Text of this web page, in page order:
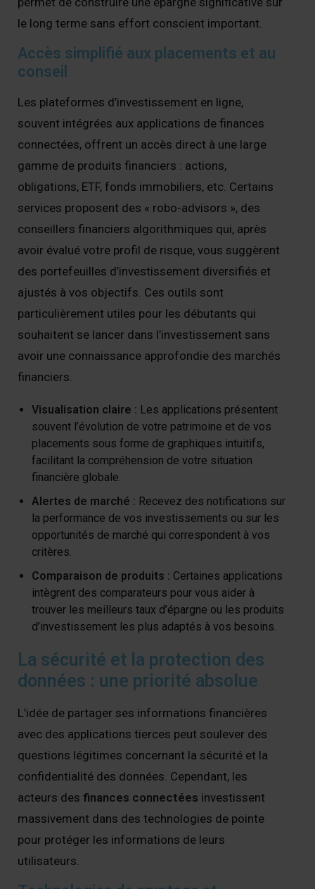
le long terme sans effort conscient important.
Accès simplifié aux placements et au
conseil
Les plateformes d’investissement en ligne,
souvent intégrées aux applications de finances
connectées, offrent un accès direct à une large
gamme de produits financiers : actions,
obligations, ETF, fonds immobiliers, etc. Certains
services proposent des « robo-advisors », des
conseillers financiers algorithmiques qui, après
avoir évalué votre profil de risque, vous suggèrent
des portefeuilles d’investissement diversifiés et
ajustés à vos objectifs. Ces outils sont
particulièrement utiles pour les débutants qui
souhaitent se lancer dans l’investissement sans
avoir une connaissance approfondie des marchés
financiers.
Visualisation claire : Les applications présentent
souvent l’évolution de votre patrimoine et de vos
placements sous forme de graphiques intuitifs,
facilitant la compréhension de votre situation
financière globale.
Alertes de marché : Recevez des notifications sur
la performance de vos investissements ou sur les
opportunités de marché qui correspondent à vos
critères.
Comparaison de produits : Certaines applications
intègrent des comparateurs pour vous aider à
trouver les meilleurs taux d’épargne ou les produits
d’investissement les plus adaptés à vos besoins.
La sécurité et la protection des
données : une priorité absolue
L’idée de partager ses informations financières
avec des applications tierces peut soulever des
questions légitimes concernant la sécurité et la
confidentialité des données. Cependant, les
acteurs des finances connectées investissent
massivement dans des technologies de pointe
pour protéger les informations de leurs
utilisateurs.